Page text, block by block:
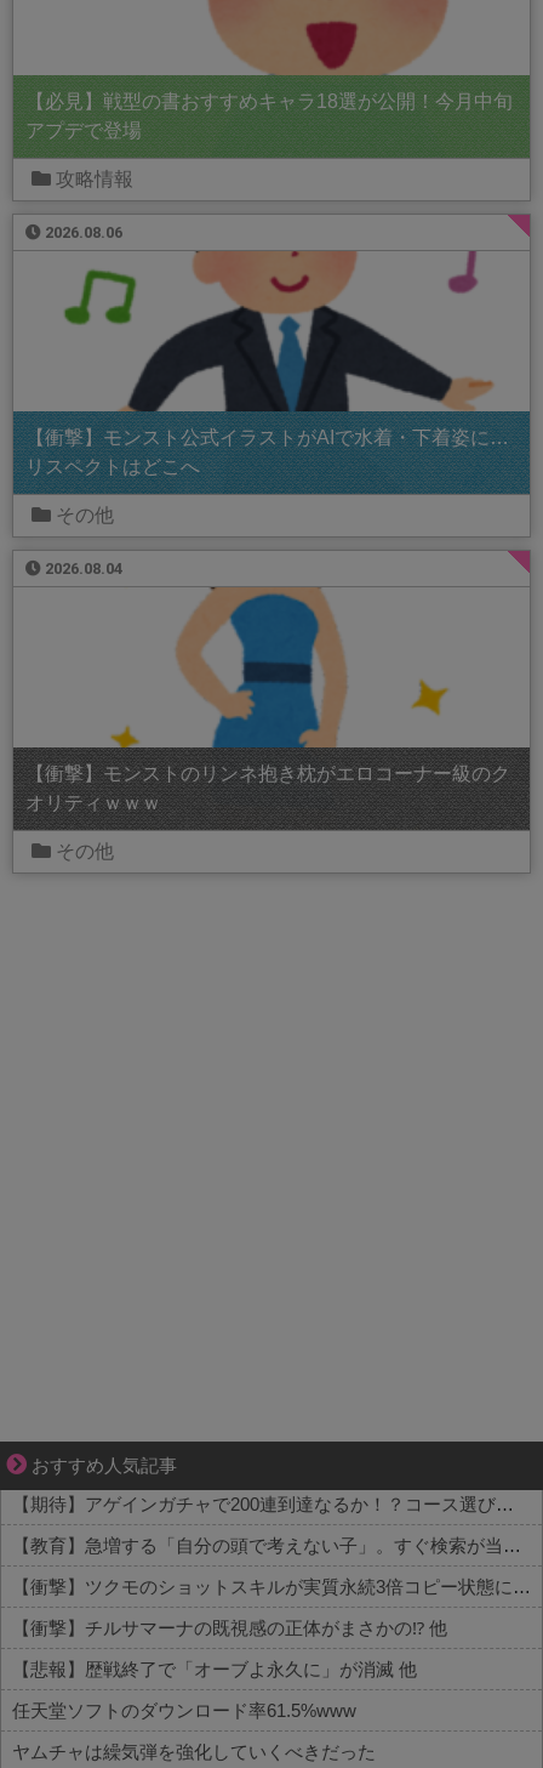
【必見】戦型の書おすすめキャラ18選が公開！今月中旬
アプデで登場
攻略情報
2026.08.06
【衝撃】モンスト公式イラストがAIで水着・下着姿に…
リスペクトはどこへ
その他
2026.08.04
【衝撃】モンストのリンネ抱き枕がエロコーナー級のク
オリティｗｗｗ
その他
おすすめ人気記事
爽やか青年に忍び寄るストーカー疑惑
【期待】アゲインガチャで200連到達なるか！？コース選びの行方 他
【教育】急増する「自分の頭で考えない子」。すぐ検索が当たり前に…スマホ時代の“親切すぎる教育”が奪った力 他
【衝撃】ツクモのショットスキルが実質永続3倍コピー状態に 他
【衝撃】チルサマーナの既視感の正体がまさかの⁉️ 他
【悲報】歴戦終了で「オーブよ永久に」が消滅 他
任天堂ソフトのダウンロード率61.5%www
ヤムチャは繰気弾を強化していくべきだった